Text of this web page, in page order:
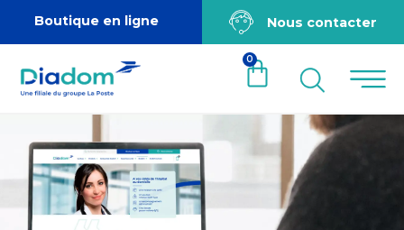
Boutique en ligne Nous contacter
0